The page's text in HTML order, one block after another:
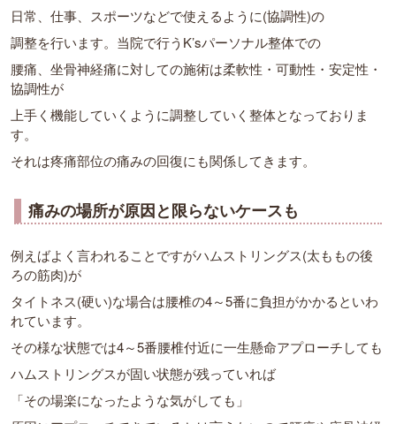
日常、仕事、スポーツなどで使えるように(協調性)の
調整を行います。当院で行うK’sパーソナル整体での
腰痛、坐骨神経痛に対しての施術は柔軟性・可動性・安定性・
協調性が
上手く機能していくように調整していく整体となっておりま
す。
それは疼痛部位の痛みの回復にも関係してきます。
痛みの場所が原因と限らないケースも
例えばよく言われることですがハムストリングス(太ももの後
ろの筋肉)が
タイトネス(硬い)な場合は腰椎の4～5番に負担がかかるといわ
れています。
その様な状態では4～5番腰椎付近に一生懸命アプローチしても
ハムストリングスが固い状態が残っていれば
「その場楽になったような気がしても」